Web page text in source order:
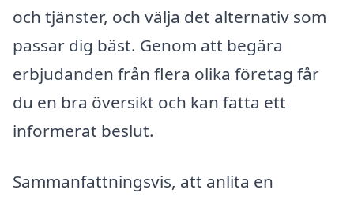
och tjänster, och välja det alternativ som
passar dig bäst. Genom att begära
erbjudanden från flera olika företag får
du en bra översikt och kan fatta ett
informerat beslut.
Sammanfattningsvis, att anlita en